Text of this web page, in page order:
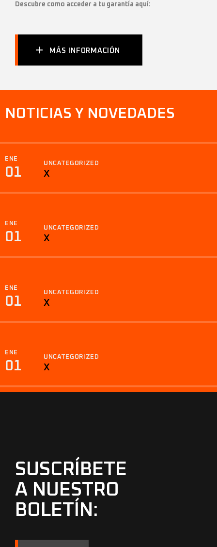
Descubre como acceder a tu garantía aquí:
MÁS INFORMACIÓN
NOTICIAS Y NOVEDADES
ENE
01
UNCATEGORIZED
X
ENE
01
UNCATEGORIZED
X
ENE
01
UNCATEGORIZED
X
ENE
01
UNCATEGORIZED
X
SUSCRÍBETE
A NUESTRO
BOLETÍN: